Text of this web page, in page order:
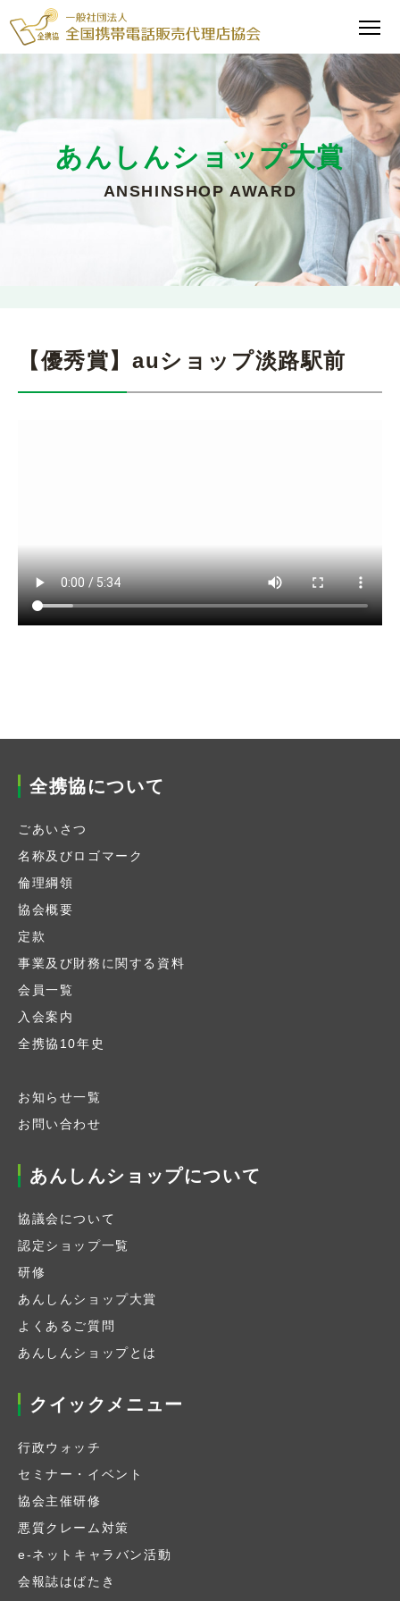
あんしんショップ大賞
ANSHINSHOP AWARD
【優秀賞】auショップ淡路駅前
全携協について
ごあいさつ
名称及びロゴマーク
倫理綱領
協会概要
定款
事業及び財務に関する資料
会員一覧
入会案内
全携協10年史
お知らせ一覧
お問い合わせ
あんしんショップについて
協議会について
認定ショップ一覧
研修
あんしんショップ大賞
よくあるご質問
あんしんショップとは
クイックメニュー
行政ウォッチ
セミナー・イベント
協会主催研修
悪質クレーム対策
e-ネットキャラバン活動
会報誌はばたき